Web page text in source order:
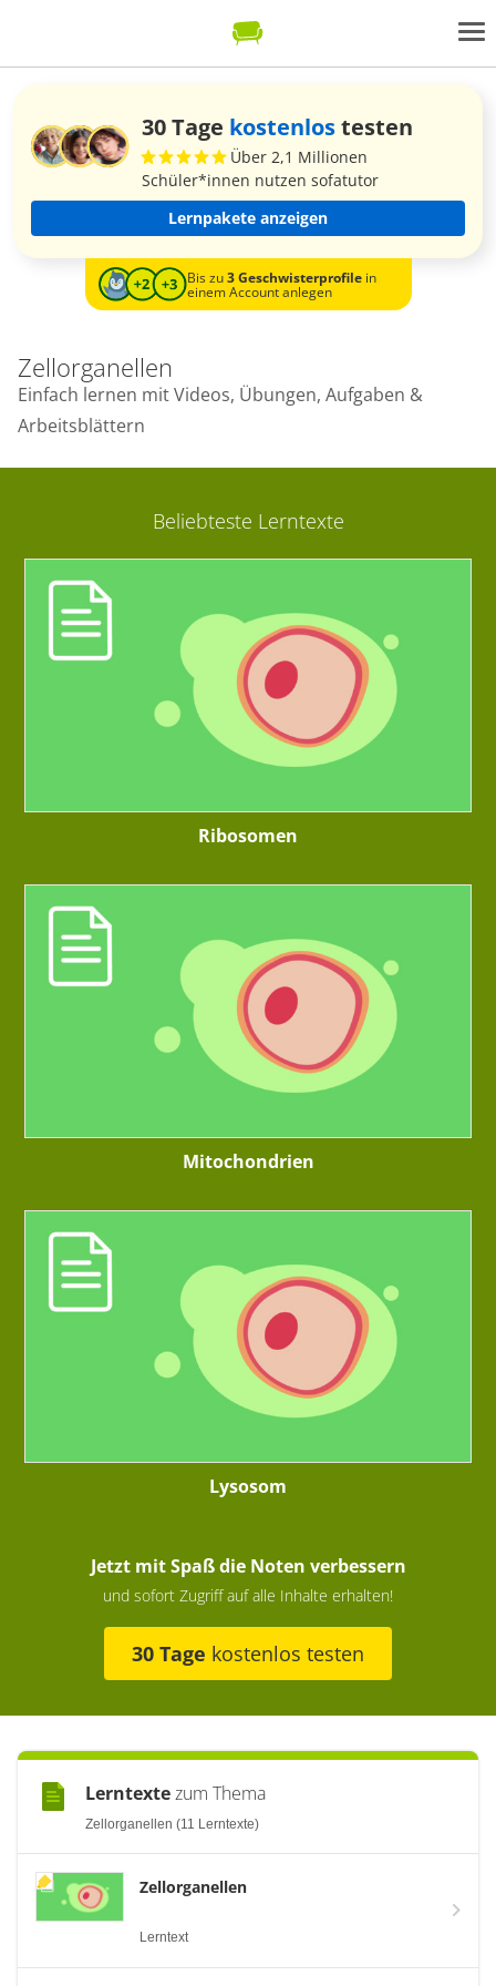
30 Tage kostenlostesten
Über 2,1 Millionen
Schüler*innen nutzen sofatutor
Lernpakete anzeigen
Bis zu3 Geschwisterprofilein
einem Account anlegen
Zellorganellen
Einfach lernen mit Videos, Übungen, Aufgaben &
Arbeitsblättern
Beliebteste Lerntexte
Ribosomen
Mitochondrien
Lysosom
Jetzt mit Spaß die Noten verbessern
und sofort Zugriff auf alle Inhalte erhalten!
30 Tage kostenlos testen
Lerntextezum Thema
Zellorganellen (11 Lerntexte)
Zellorganellen
Lerntext